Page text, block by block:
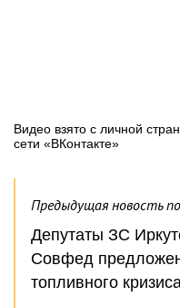
Видео взято с личной
сети «ВКонтакте»
Предыдущая новость
Депутаты ЗС
Совфед
топливного